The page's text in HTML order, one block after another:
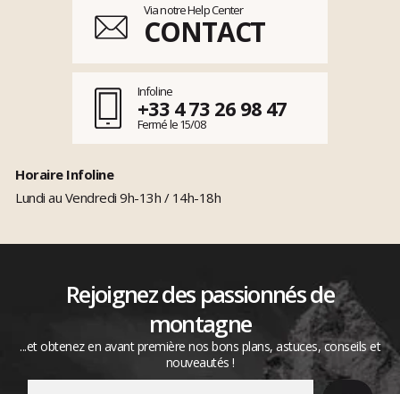
Via notre Help Center
CONTACT
Infoline
+33 4 73 26 98 47
Fermé le 15/08
Horaire Infoline
Lundi au Vendredi 9h-13h / 14h-18h
Rejoignez des passionnés de
montagne
...et obtenez en avant première nos bons plans, astuces, conseils et
nouveautés !